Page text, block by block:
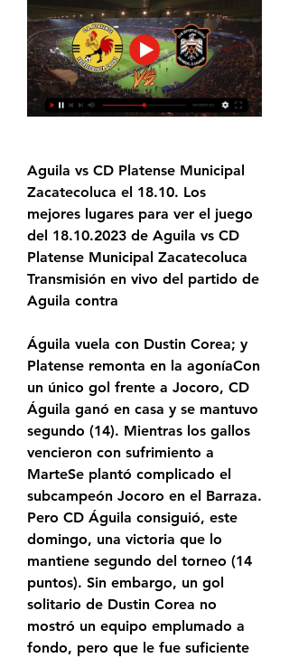
Aguila vs CD Platense Municipal
Zacatecoluca el 18.10. Los
mejores lugares para ver el juego
del 18.10.2023 de Aguila vs CD
Platense Municipal Zacatecoluca
Transmisión en vivo del partido de
Aguila contra
Águila vuela con Dustin Corea; y
Platense remonta en la agoníaCon
un único gol frente a Jocoro, CD
Águila ganó en casa y se mantuvo
segundo (14). Mientras los gallos
vencieron con sufrimiento a
MarteSe plantó complicado el
subcampeón Jocoro en el Barraza.
Pero CD Águila consiguió, este
domingo, una victoria que lo
mantiene segundo del torneo (14
puntos). Sin embargo, un gol
solitario de Dustin Corea no
mostró un equipo emplumado a
fondo, pero que le fue suficiente